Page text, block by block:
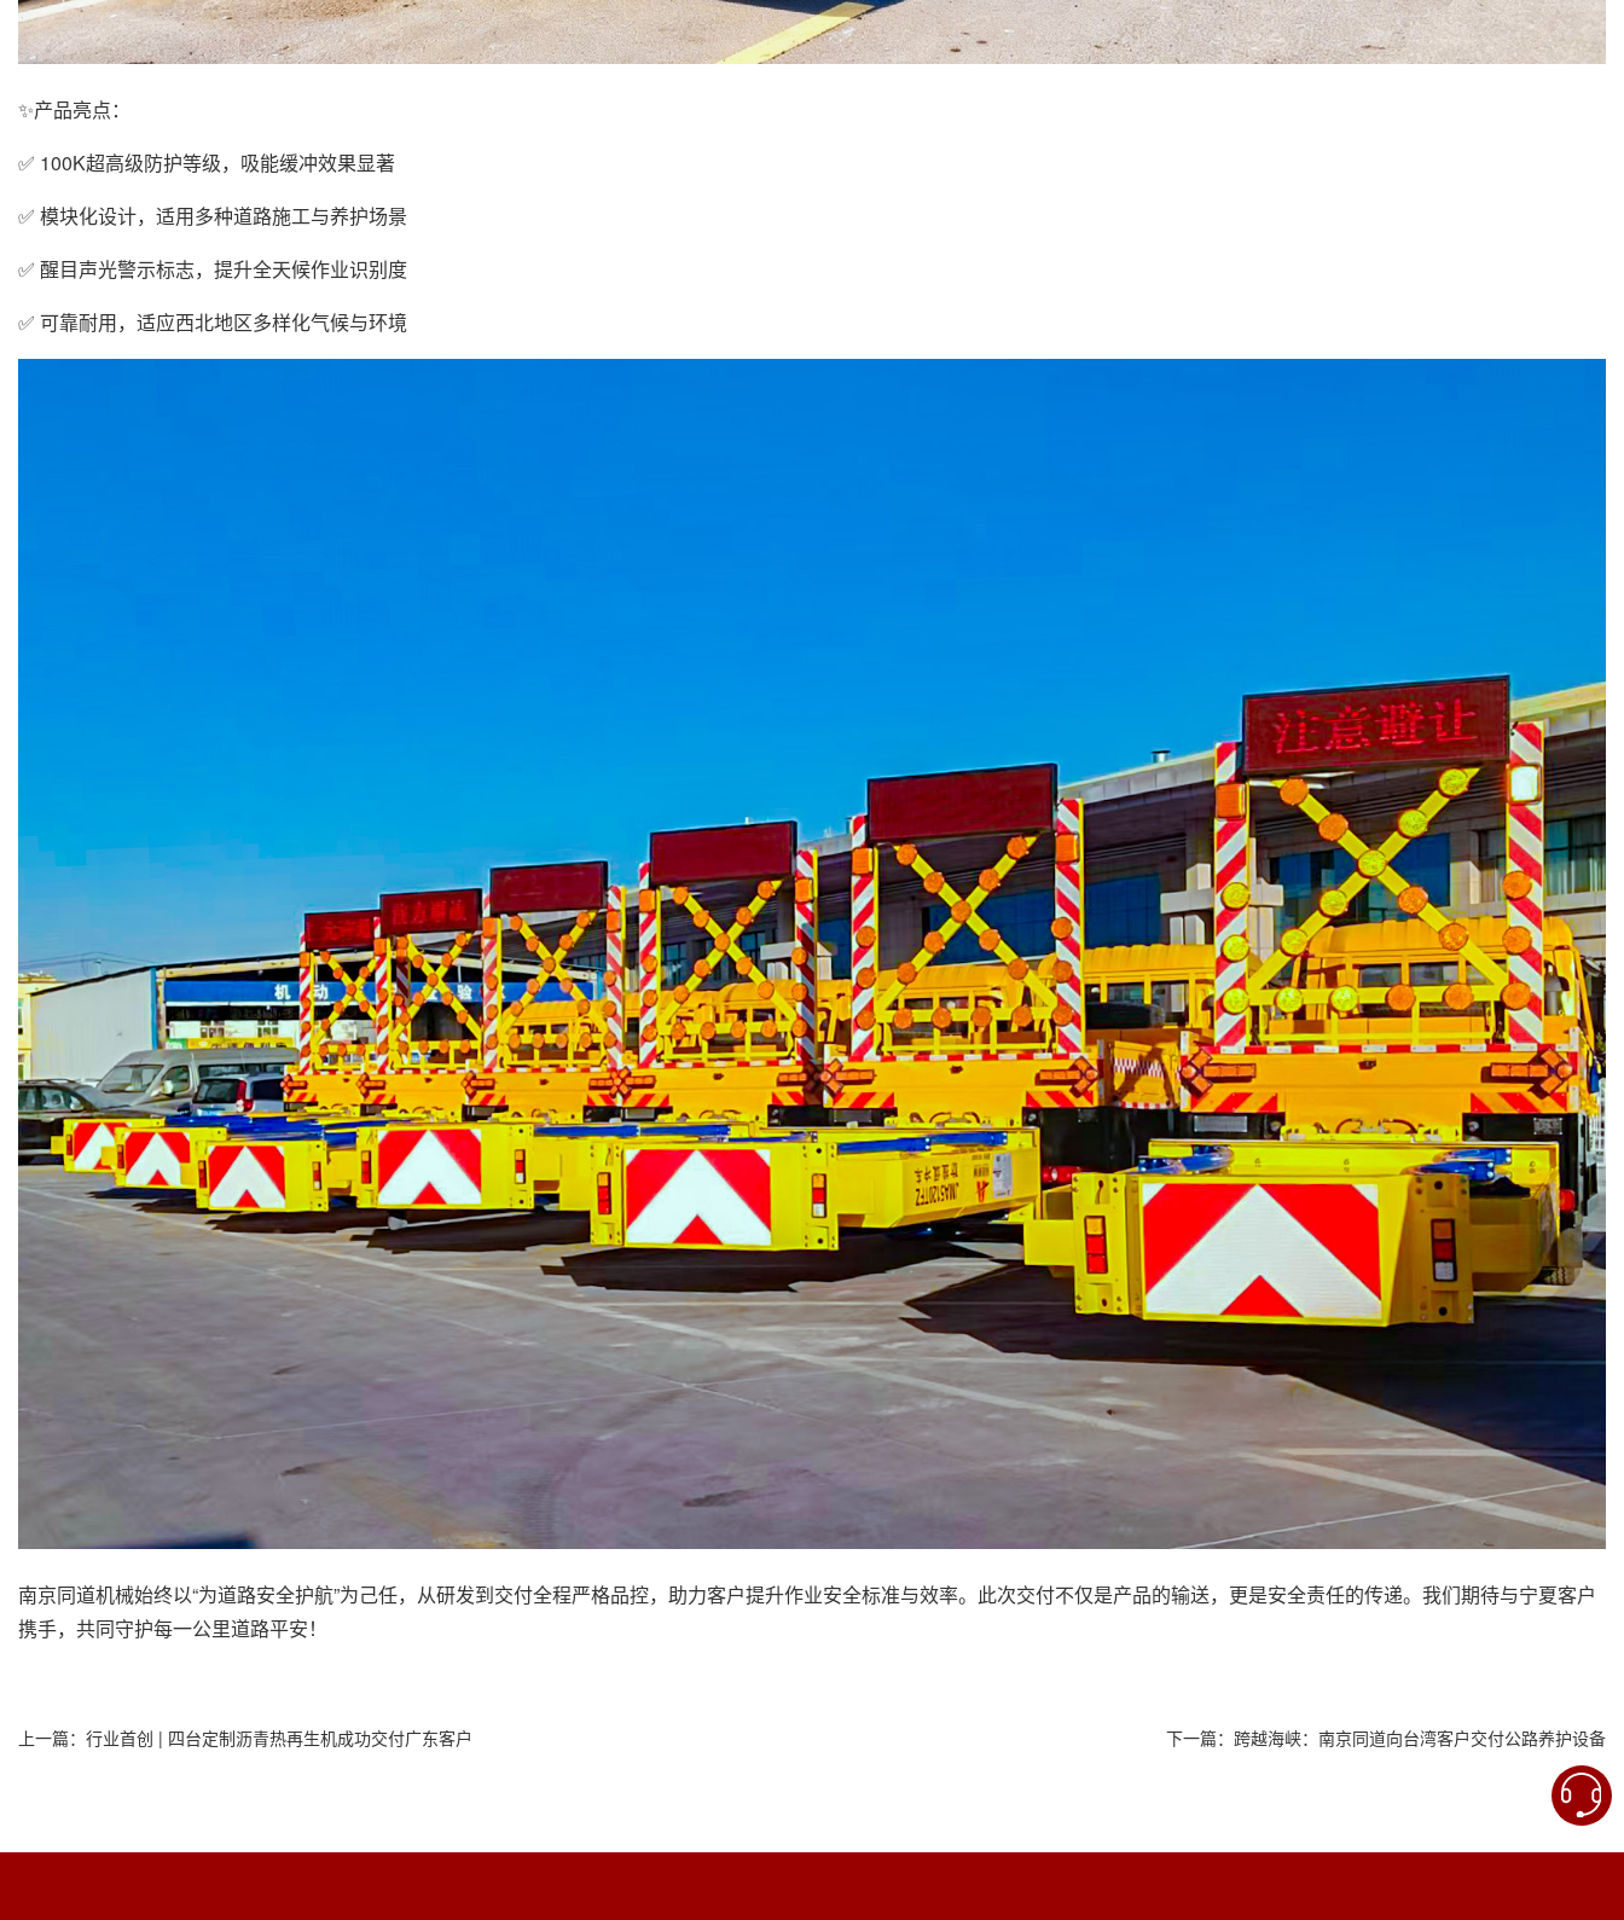
✨产品亮点：
✅ 100K超高级防护等级，吸能缓冲效果显著
✅ 模块化设计，适用多种道路施工与养护场景
✅ 醒目声光警示标志，提升全天候作业识别度
✅ 可靠耐用，适应西北地区多样化气候与环境
南京同道机械始终以“为道路安全护航”为己任，从研发到交付全程严格品控，助力客户提升作业安全标准与效率。此次交付不仅是产品的输送，更是安全责任的传递。我们期待与宁夏客户
携手，共同守护每一公里道路平安！
上一篇： 行业首创 | 四台定制沥青热再生机成功交付广东客户 下一篇： 跨越海峡：南京同道向台湾客户交付公路养护设备